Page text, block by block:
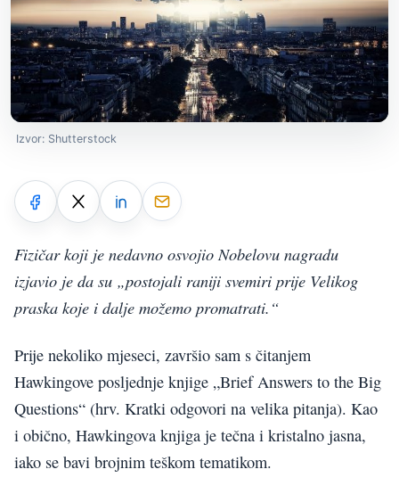
Izvor: Shutterstock
Fizičar koji je nedavno osvojio Nobelovu nagradu
izjavio je da su „postojali raniji svemiri prije Velikog
praska koje i dalje možemo promatrati.“
Prije nekoliko mjeseci, završio sam s čitanjem
Hawkingove posljednje knjige „Brief Answers to the Big
Questions“ (hrv. Kratki odgovori na velika pitanja). Kao
i obično, Hawkingova knjiga je tečna i kristalno jasna,
iako se bavi brojnim teškom tematikom.